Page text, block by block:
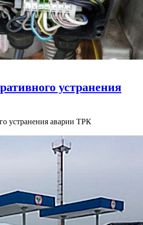
устранения
устранения аварии ТРК